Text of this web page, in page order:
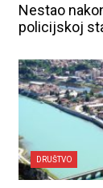
Nestao
policijskoj
DRUŠTVO